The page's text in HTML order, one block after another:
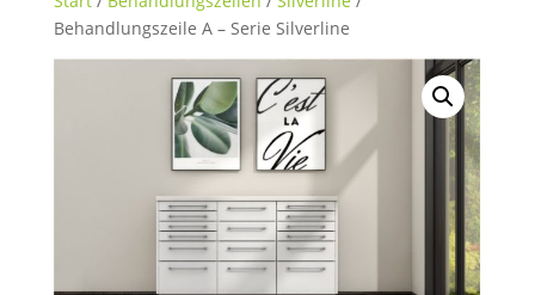
Behandlungszeile A – Serie Silverline